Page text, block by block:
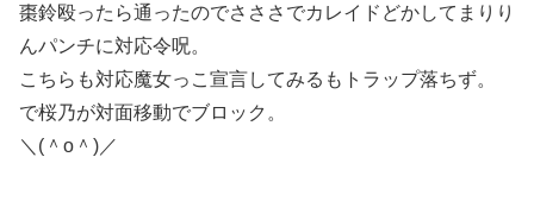
棗鈴殴ったら通ったのでさささでカレイドどかしてまりり
んパンチに対応令呪。
こちらも対応魔女っこ宣言してみるもトラップ落ちず。
で桜乃が対面移動でブロック。
＼(＾o＾)／